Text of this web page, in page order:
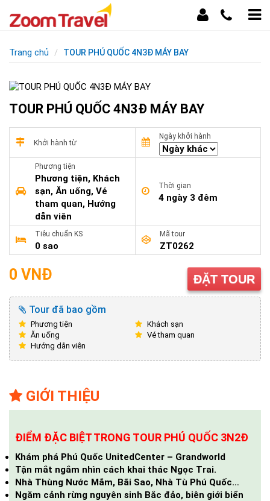
Trang chủ TOUR PHÚ QUỐC 4N3Đ MÁY BAY
TOUR PHÚ QUỐC 4N3Đ MÁY BAY
Khởi hành từ
Ngày khởi hành
Phương tiện
Phương tiện, Khách
sạn, Ăn uống, Vé
tham quan, Hướng
dẫn viên
Thời gian
4 ngày 3 đêm
Tiêu chuẩn KS
0 sao
Mã tour
ZT0262
0 VNĐ ĐẶT TOUR
Tour đã bao gồm
Phương tiện
Khách sạn
Ăn uống
Vé tham quan
Hướng dẫn viên
GIỚI THIỆU
ĐIỂM ĐẶC BIỆT TRONG TOUR PHÚ QUỐC 3N2Đ
Khám phá Phú Quốc UnitedCenter – Grandworld
Tận mắt ngắm nhìn cách khai thác Ngọc Trai.
Nhà Thùng Nước Mắm, Bãi Sao, Nhà Tù Phú Quốc…
Ngăm cảnh rừng nguyên sinh Bắc đảo, biên giới biển